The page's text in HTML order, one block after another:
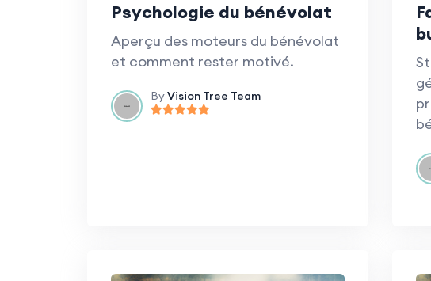
Psychologie du bénévolat
Aperçu des moteurs du bénévolat
et comment rester motivé.
ByVision Tree Team